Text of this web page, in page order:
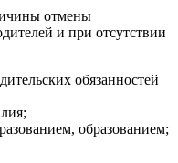
отмены
и при отсутствии
обязанностей
образованием;